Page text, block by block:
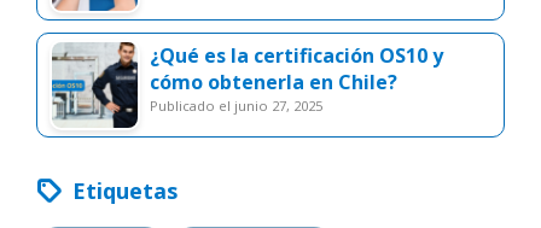
¿Qué es la certificación OS10 y
cómo obtenerla en Chile?
publicado el junio 27, 2025
Etiquetas